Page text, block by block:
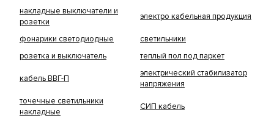
накладные выключатели и
розетки
электро кабельная продукция
фонарики светодиодные
светильники
розетка и выключатель
теплый пол под паркет
кабель ВВГ-П
электрический стабилизатор
напряжения
точечные светильники
накладные
СИП кабель